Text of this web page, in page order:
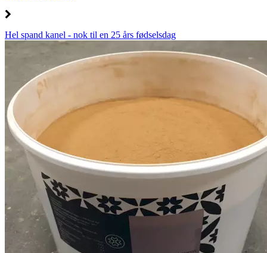
Hel spand kanel - nok til en 25 års fødselsdag